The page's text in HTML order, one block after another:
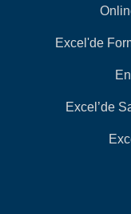
Excel'de
Excel’de